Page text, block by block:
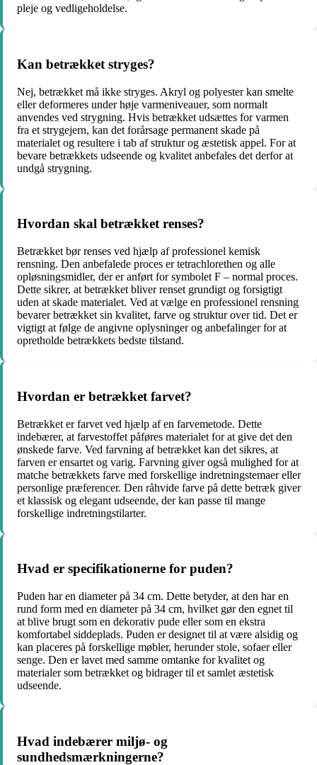
pleje og vedligeholdelse.
Kan betrækket stryges?
Nej, betrækket må ikke stryges. Akryl og polyester kan smelte
eller deformeres under høje varmeniveauer, som normalt
anvendes ved strygning. Hvis betrækket udsættes for varmen
fra et strygejern, kan det forårsage permanent skade på
materialet og resultere i tab af struktur og æstetisk appel. For at
bevare betrækkets udseende og kvalitet anbefales det derfor at
undgå strygning.
Hvordan skal betrækket renses?
Betrækket bør renses ved hjælp af professionel kemisk
rensning. Den anbefalede proces er tetrachlorethen og alle
opløsningsmidler, der er anført for symbolet F – normal proces.
Dette sikrer, at betrækket bliver renset grundigt og forsigtigt
uden at skade materialet. Ved at vælge en professionel rensning
bevarer betrækket sin kvalitet, farve og struktur over tid. Det er
vigtigt at følge de angivne oplysninger og anbefalinger for at
opretholde betrækkets bedste tilstand.
Hvordan er betrækket farvet?
Betrækket er farvet ved hjælp af en farvemetode. Dette
indebærer, at farvestoffet påføres materialet for at give det den
ønskede farve. Ved farvning af betrækket kan det sikres, at
farven er ensartet og varig. Farvning giver også mulighed for at
matche betrækkets farve med forskellige indretningstemaer eller
personlige præferencer. Den råhvide farve på dette betræk giver
et klassisk og elegant udseende, der kan passe til mange
forskellige indretningstilarter.
Hvad er specifikationerne for puden?
Puden har en diameter på 34 cm. Dette betyder, at den har en
rund form med en diameter på 34 cm, hvilket gør den egnet til
at blive brugt som en dekorativ pude eller som en ekstra
komfortabel siddeplads. Puden er designet til at være alsidig og
kan placeres på forskellige møbler, herunder stole, sofaer eller
senge. Den er lavet med samme omtanke for kvalitet og
materialer som betrækket og bidrager til et samlet æstetisk
udseende.
Hvad indebærer miljø- og
sundhedsmærkningerne?